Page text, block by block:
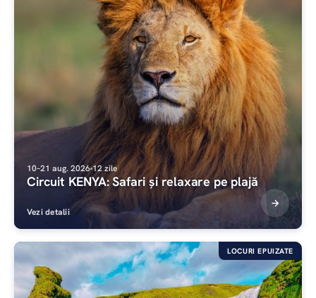
10–21 aug. 202612 zile
Circuit KENYA: Safari și relaxare pe plajă
Vezi detalii
LOCURI EPUIZATE